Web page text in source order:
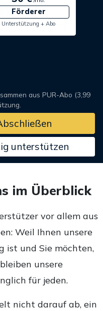
Förderer
Unterstützung + Abo
aus PUR-Abo (3,99
unterstützen
im Überblick
vor allem aus
Weil Ihnen unsere
ist und Sie möchten,
unsere
für jeden.
nicht darauf ab, ein